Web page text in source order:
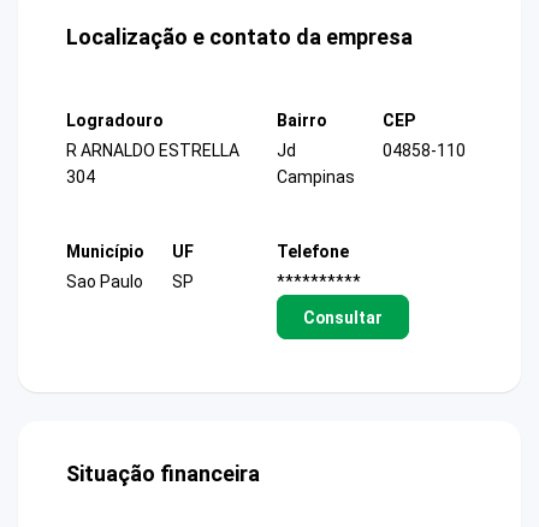
Localização e contato da empresa
Logradouro
R ARNALDO ESTRELLA
304
Bairro
Jd
Campinas
CEP
04858-110
Município
Sao Paulo
UF
SP
Telefone
**********
Consultar
Situação financeira